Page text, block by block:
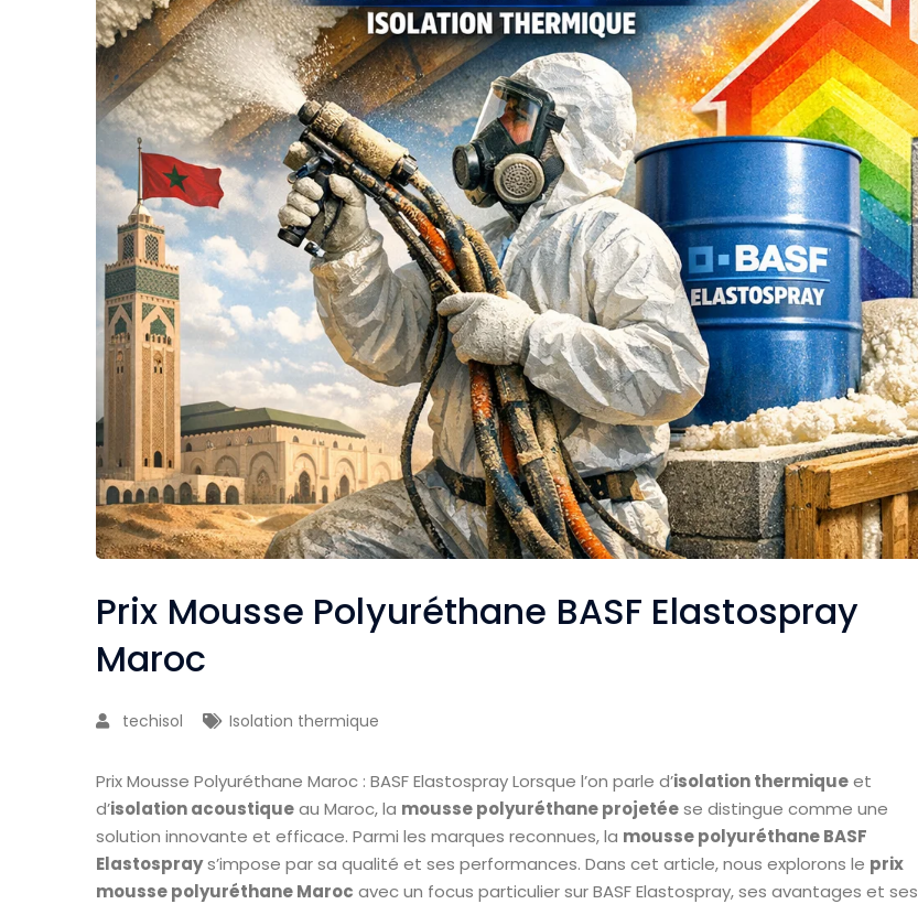
Prix Mousse Polyuréthane BASF Elastospray
Maroc
techisol Isolation thermique
Prix Mousse Polyuréthane Maroc : BASF Elastospray Lorsque l’on parle d’isolation thermiqueet
d’isolation acoustiqueau Maroc, la mousse polyuréthane projetéese distingue comme une
solution innovante et efficace. Parmi les marques reconnues, la mousse polyuréthane BASF
Elastosprays’impose par sa qualité et ses performances. Dans cet article, nous explorons le prix
mousse polyuréthane Maroc avec un focus particulier sur BASF Elastospray, ses avantages et ses